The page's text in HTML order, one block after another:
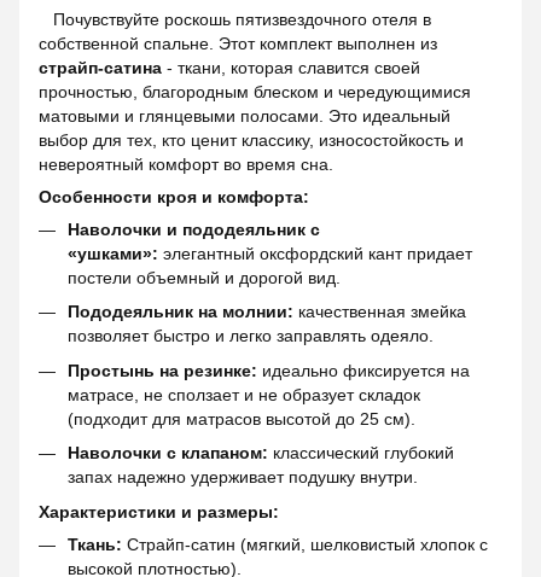
Почувствуйте роскошь пятизвездочного отеля в
собственной спальне. Этот комплект выполнен из
страйп-сатина - ткани, которая славится своей
прочностью, благородным блеском и чередующимися
матовыми и глянцевыми полосами. Это идеальный
выбор для тех, кто ценит классику, износостойкость и
невероятный комфорт во время сна.
Особенности кроя и комфорта:
Наволочки и пододеяльник с
«ушками»: элегантный оксфордский кант придает
постели объемный и дорогой вид.
Пододеяльник на молнии: качественная змейка
позволяет быстро и легко заправлять одеяло.
Простынь на резинке: идеально фиксируется на
матрасе, не сползает и не образует складок
(подходит для матрасов высотой до 25 см).
Наволочки с клапаном: классический глубокий
запах надежно удерживает подушку внутри.
Характеристики и размеры:
Ткань: Страйп-сатин (мягкий, шелковистый хлопок с
высокой плотностью).